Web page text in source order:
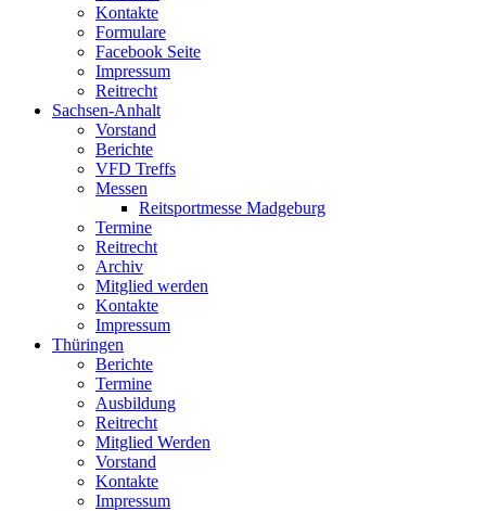
Kontakte
Formulare
Facebook Seite
Impressum
Reitrecht
Sachsen-Anhalt
Vorstand
Berichte
VFD Treffs
Messen
Reitsportmesse Madgeburg
Termine
Reitrecht
Archiv
Mitglied werden
Kontakte
Impressum
Thüringen
Berichte
Termine
Ausbildung
Reitrecht
Mitglied Werden
Vorstand
Kontakte
Impressum